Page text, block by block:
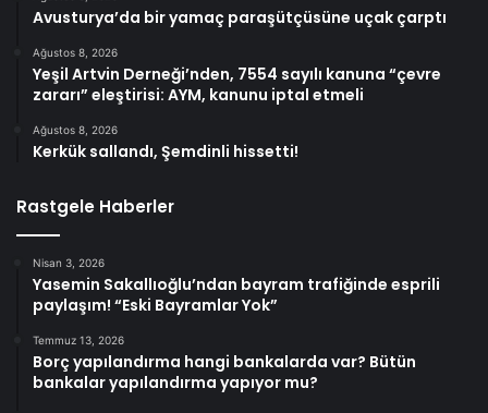
Avusturya’da bir yamaç paraşütçüsüne uçak çarptı
Ağustos 8, 2026
Yeşil Artvin Derneği’nden, 7554 sayılı kanuna “çevre
zararı” eleştirisi: AYM, kanunu iptal etmeli
Ağustos 8, 2026
Kerkük sallandı, Şemdinli hissetti!
Rastgele Haberler
Nisan 3, 2026
Yasemin Sakallıoğlu’ndan bayram trafiğinde esprili
paylaşım! “Eski Bayramlar Yok”
Temmuz 13, 2026
Borç yapılandırma hangi bankalarda var? Bütün
bankalar yapılandırma yapıyor mu?